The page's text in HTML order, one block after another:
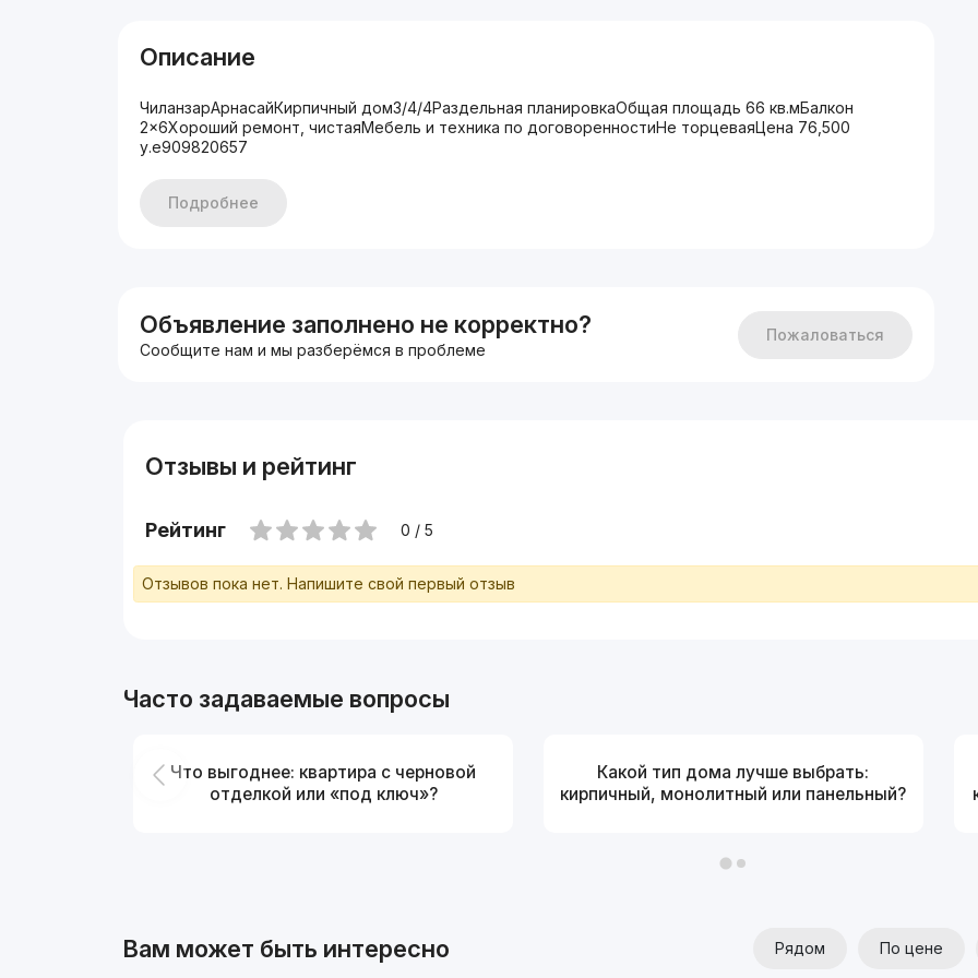
Описание
ЧиланзарАрнасайКирпичный дом3/4/4Раздельная планировкаОбщая площадь 66 кв.мБалкон
2×6Хороший ремонт, чистаяМебель и техника по договоренностиНе торцеваяЦена 76,500
у.е909820657
Подробнее
Объявление заполнено не корректно?
Сообщите нам и мы разберёмся в проблеме
Пожаловаться
Отзывы и рейтинг
Рейтинг 0 / 5
Отзывов пока нет. Напишите свой первый отзыв
Часто задаваемые вопросы
Что выгоднее: квартира с черновой
отделкой или «под ключ»?
Какой тип дома лучше выбрать:
кирпичный, монолитный или панельный?
Вам может быть интересно Рядом По цене